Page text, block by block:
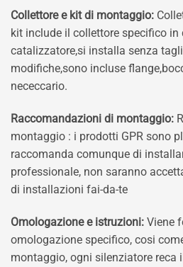
Collettore e kit di montaggio:
kit include il collettore specifico in
catalizzatore,si installa senza
modifiche,sono incluse
nececcario.
Raccomandazioni di montaggio:
montaggio : i prodotti GPR sono
raccomanda comunque di
professionale, non saranno
di installazioni fai-da-te
Omologazione e istruzioni: Viene
omologazione specifico, cosi
montaggio, ogni silenziatore reca